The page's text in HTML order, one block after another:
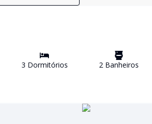
3 Dormitórios 2Banheiros